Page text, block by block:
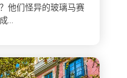
他们怪异的玻璃马赛
...